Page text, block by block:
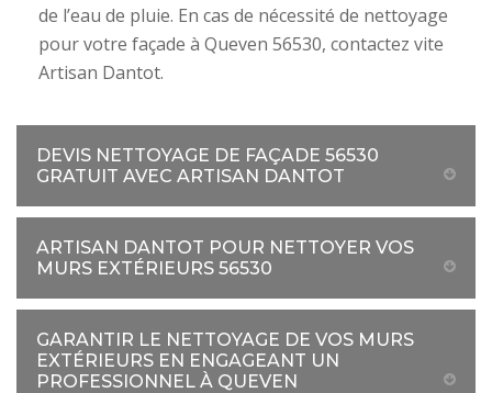
de l’eau de pluie. En cas de nécessité de nettoyage
pour votre façade à Queven 56530, contactez vite
Artisan Dantot.
DEVIS NETTOYAGE DE FAÇADE 56530
GRATUIT AVEC ARTISAN DANTOT
ARTISAN DANTOT POUR NETTOYER VOS
MURS EXTÉRIEURS 56530
GARANTIR LE NETTOYAGE DE VOS MURS
EXTÉRIEURS EN ENGAGEANT UN
PROFESSIONNEL À QUEVEN